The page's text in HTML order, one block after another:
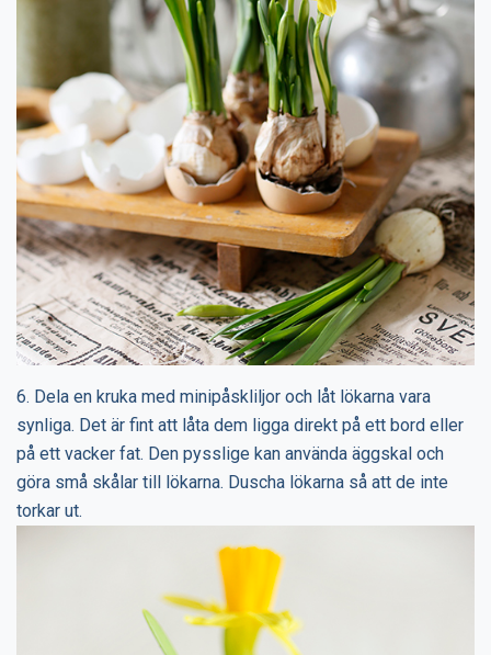
6. Dela en kruka med minipåskliljor och låt lökarna vara
synliga. Det är fint att låta dem ligga direkt på ett bord eller
på ett vacker fat. Den pysslige kan använda äggskal och
göra små skålar till lökarna. Duscha lökarna så att de inte
torkar ut.